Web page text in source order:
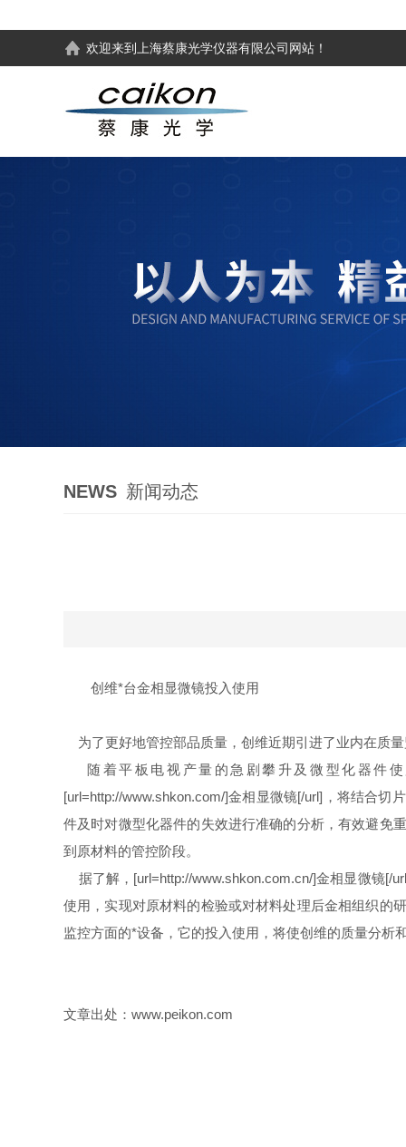
欢迎来到 上海蔡康光学仪器有限公司 网站！
NEWS 新闻动态
创维*台金相显微镜投入使用
为了更好地管控部品质量，创维近期引进了业内在质
随着平板电视产量的急剧攀升及微型化器件使
[url=http://www.shkon.com/]金相显微镜[/url]，将结合
件及时对微型化器件的失效进行准确的分析，有效避免
到原材料的管控阶段。
据了解，[url=http://www.shkon.com.cn/]金相显微镜[/
使用，实现对原材料的检验或对材料处理后金相组织的
监控方面的*设备，它的投入使用，将使创维的质量分析
文章出处：www.peikon.com